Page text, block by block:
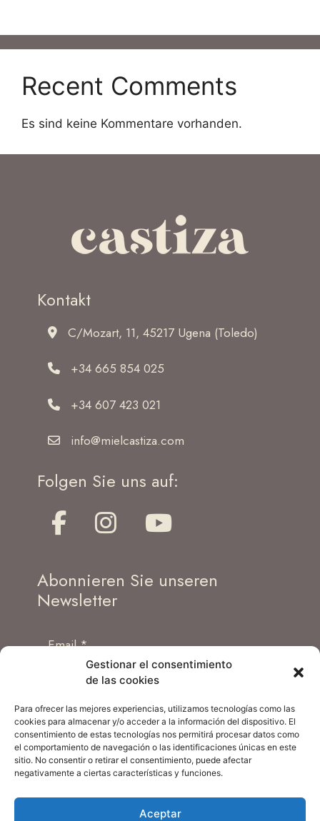
Gestionar el consentimiento
de las cookies
Para ofrecer las mejores experiencias, utilizamos tecnologías como las
cookies para almacenar y/o acceder a la información del dispositivo. El
consentimiento de estas tecnologías nos permitirá procesar datos como
el comportamiento de navegación o las identificaciones únicas en este
sitio. No consentir o retirar el consentimiento, puede afectar
negativamente a ciertas características y funciones.
Aceptar
Recent Comments
Es sind keine Kommentare vorhanden.
Kontakt
C/Mozart, 11, 45217 Ugena (Toledo)
+34 665 854 025
+34 607 423 021
info@mielcastiza.com
Folgen Sie uns auf:
Abonnieren Sie unseren
Newsletter
Ich habe dieDatenschutzbestimmungen
Website gelesen und akzeptiere sie.